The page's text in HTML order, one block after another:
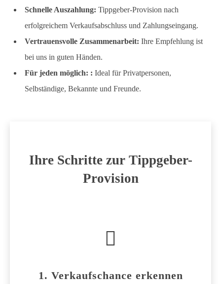
Schnelle Auszahlung: Tippgeber-Provision nach
erfolgreichem Verkaufsabschluss und Zahlungseingang.
Vertrauensvolle Zusammenarbeit: Ihre Empfehlung ist
bei uns in guten Händen.
Für jeden möglich: : Ideal für Privatpersonen,
Selbständige, Bekannte und Freunde.
Ihre Schritte zur Tippgeber-
Provision
1. Verkaufschance erkennen